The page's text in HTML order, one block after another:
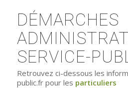
DÉMARCHES
SERVICE-
Retrouvez ci-dessous les
public.fr pour les particuliers